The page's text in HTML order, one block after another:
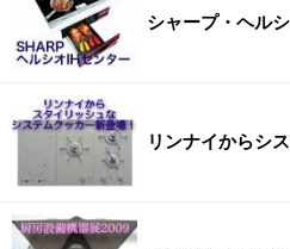
シャープ・ヘル
リンナイからシ